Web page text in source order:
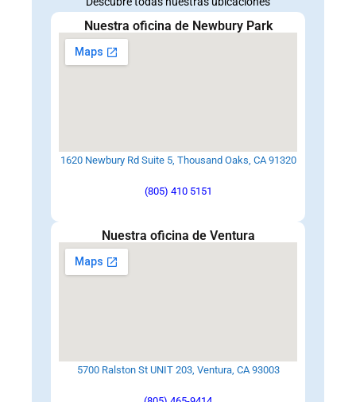
Nuestra oficina de Newbury Park
1620 Newbury Rd Suite 5, Thousand Oaks, CA 91320
(805) 410 5151
Nuestra oficina de Ventura
5700 Ralston St UNIT 203, Ventura, CA 93003